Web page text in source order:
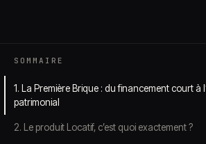
SOMMAIRE
1. La Première Brique : du financement court à
patrimonial
2. Le produit Locatif, c’est quoi exactement ?